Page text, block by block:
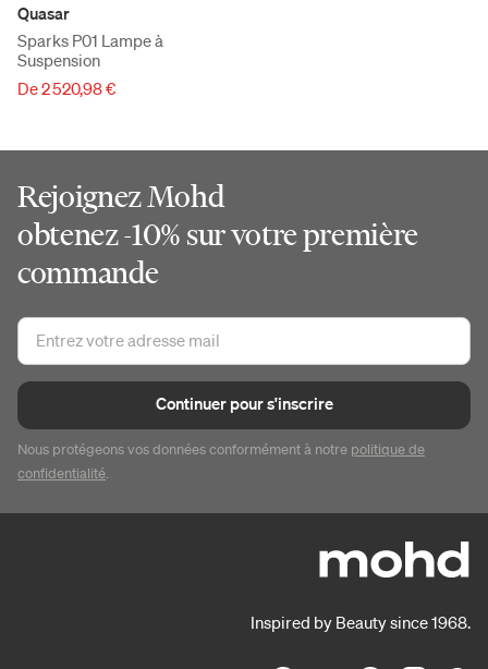
Quasar
Sparks P01 Lampe à
Suspension
De 2 520,98 €
Rejoignez Mohd
obtenez -10% sur votre première
commande
Continuer pour s'inscrire
Nous protégeons vos données conformément à notre politique de
confidentialité.
Inspired by Beauty since 1968.